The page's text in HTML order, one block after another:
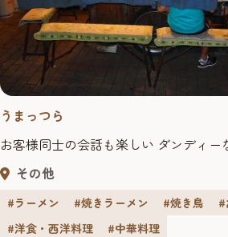
うまっつら
お客様同士の会話も楽しい ダンディー
その他
#ラーメン #焼きラーメン #焼き鳥
#
#洋食・西洋料理
#中華料理